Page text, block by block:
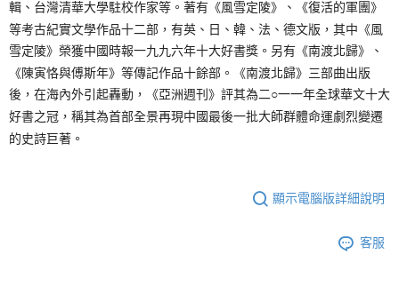
輯、台灣清華大學駐校作家等。著有《風雪定陵》、《復活的軍團》
等考古紀實文學作品十二部，有英、日、韓、法、德文版，其中《風
雪定陵》榮獲中國時報一九九六年十大好書獎。另有《南渡北歸》、
《陳寅恪與傅斯年》等傳記作品十餘部。《南渡北歸》三部曲出版
後，在海內外引起轟動，《亞洲週刊》評其為二○一一年全球華文十大
好書之冠，稱其為首部全景再現中國最後一批大師群體命運劇烈變遷
的史詩巨著。
顯示電腦版詳細說明
客服